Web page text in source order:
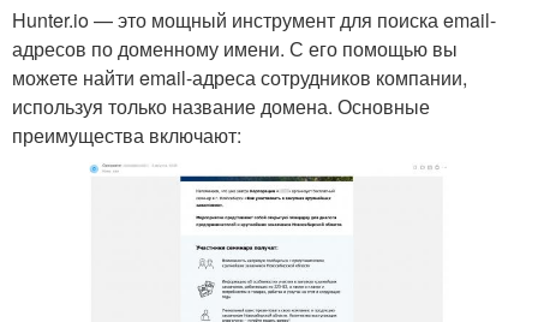
Hunter.io — это мощный инструмент для поиска email-
адресов по доменному имени. С его помощью вы
можете найти email-адреса сотрудников компании,
используя только название домена. Основные
преимущества включают: